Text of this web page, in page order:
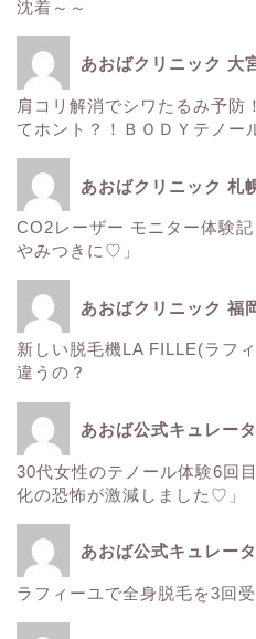
沈着～～
あおばクリニック 大
肩コリ解消でシワたるみ予防
てホント？！ＢＯＤＹテノー
あおばクリニック 札
CO2レーザー モニター体験
やみつきに♡」
あおばクリニック 福
新しい脱毛機LA FILLE(ラフ
違うの？
あおば公式キュレー
30代女性のテノール体験6回
化の恐怖が激減しました♡」
あおば公式キュレー
ラフィーユで全身脱毛を3回
レ